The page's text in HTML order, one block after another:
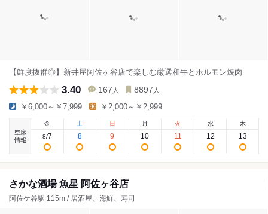
【鮮度抜群◎】新井屋阿佐ヶ谷店で楽しむ厳選和牛とホルモン焼肉
3.40 167 人 8897 人
￥6,000～￥7,999 ￥2,000～￥2,999
空席
情報
金
8/7
土
8
日
9
月
10
火
11
水
12
木
13
さかな酒場 魚星 阿佐ヶ谷店
阿佐ケ谷駅 115m / 居酒屋、海鮮、寿司